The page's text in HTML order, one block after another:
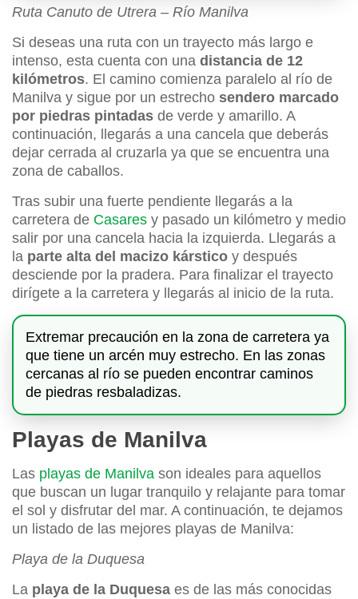
Ruta Canuto de Utrera – Río Manilva
Si deseas una ruta con un trayecto más largo e
intenso, esta cuenta con una distancia de 12
kilómetros. El camino comienza paralelo al río de
Manilva y sigue por un estrecho sendero marcado
por piedras pintadas de verde y amarillo. A
continuación, llegarás a una cancela que deberás
dejar cerrada al cruzarla ya que se encuentra una
zona de caballos.
Tras subir una fuerte pendiente llegarás a la
carretera de Casares y pasado un kilómetro y medio
salir por una cancela hacia la izquierda. Llegarás a
la parte alta del macizo kárstico y después
desciende por la pradera. Para finalizar el trayecto
dirígete a la carretera y llegarás al inicio de la ruta.
Extremar precaución en la zona de carretera ya
que tiene un arcén muy estrecho. En las zonas
cercanas al río se pueden encontrar caminos
de piedras resbaladizas.
Playas de Manilva
Las playas de Manilva son ideales para aquellos
que buscan un lugar tranquilo y relajante para tomar
el sol y disfrutar del mar. A continuación, te dejamos
un listado de las mejores playas de Manilva:
Playa de la Duquesa
La playa de la Duquesa es de las más conocidas